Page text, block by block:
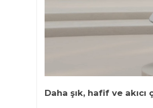
Daha şık, hafif ve akıcı